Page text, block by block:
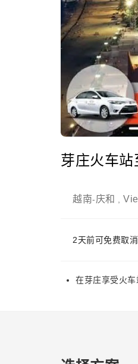
芽庄火车
越南-庆和
2天前可免费取消
在芽庄享受火